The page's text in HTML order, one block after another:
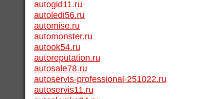
autogid11.ru
autoledi56.ru
automise.ru
automonster.ru
autook54.ru
autoreputation.ru
autosale78.ru
autoservis-professional-251022.ru
autoservis11.ru